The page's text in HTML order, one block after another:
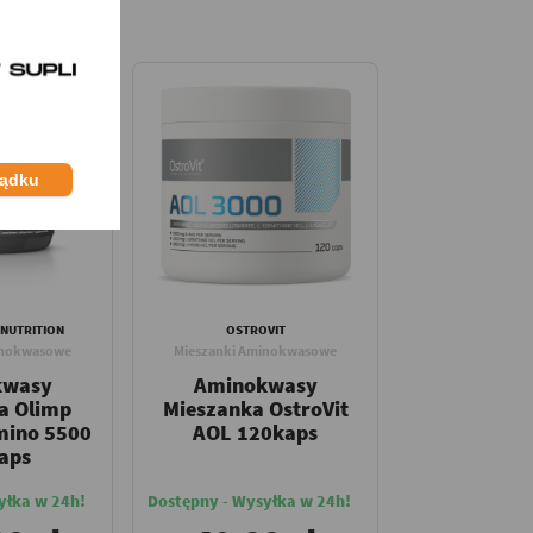
Olimp
5500
w 24h!
OSTROVIT
Mieszanki Aminokwasowe
Aminokwasy
Mieszanka OstroVit
AOL 120kaps
Dostępny - Wysyłka w 24h!